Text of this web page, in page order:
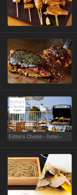
Vol.27
Editor's Choice～hotel～